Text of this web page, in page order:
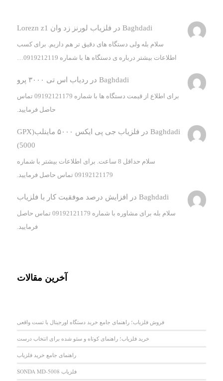
Baghdadi در فلزیاب لورنز زد وان Lorezn z1
سلام بله ولی دستگاه های دقیق تر هم داریم. برای کسب
اطلاعات بیشتر درباره ی دستگاه ها با شماره 0919212119…
Baghdadi درردیاب اس تی ۳۰۰۰ پرو
برای اطلاع از قیمت دستگاه ها با شماره 09192121179 تماس
حاصل فرمایید.
Baghdadi در
فلزیاب جی پی ایکس ۵۰۰۰ ماینلب(GPX
5000)
سلام حداقل 8 ساعت. برای اطلاعات بیشتر با شماره
09192121179 تماس حاصل فرمایید.
Baghdadi در افزایش درصد موفقیت کار با فلزیاب
سلام بله برای مشاوره با شماره 09192121179 تماس حاصل
فرمایید.
آخرین مقالات
فروش فلزیاب؛ راهنمای جامع خرید دستگاه اورجینال با تست واقعی
خرید فلزیاب؛ راهنمای کوتاه و سئو شده برای انتخاب درست
راهنمای جامع خرید فلزیاب
فلزیاب SONDA MD-5008